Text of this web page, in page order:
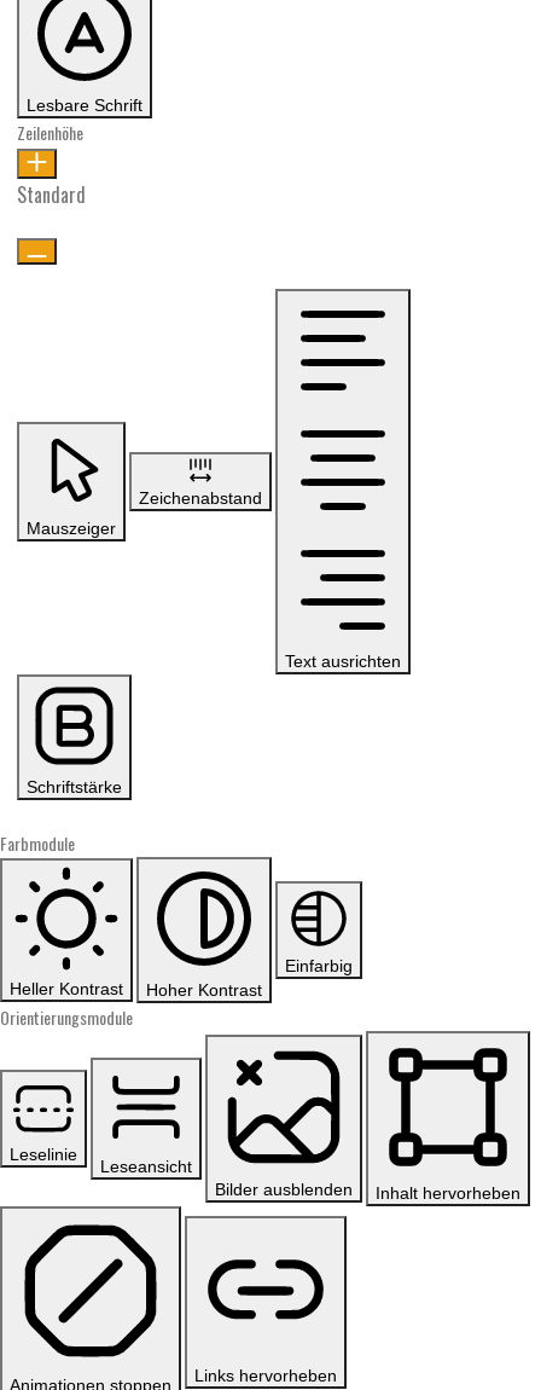
Lesbare Schrift
Zeilenhöhe
Standard
Mauszeiger
Zeichenabstand
Text ausrichten
Schriftstärke
Farbmodule
Heller Kontrast Hoher Kontrast
Einfarbig
Orientierungsmodule
Leselinie
Leseansicht
Bilder ausblenden
Inhalt hervorheben
Animationen stoppen Links hervorheben